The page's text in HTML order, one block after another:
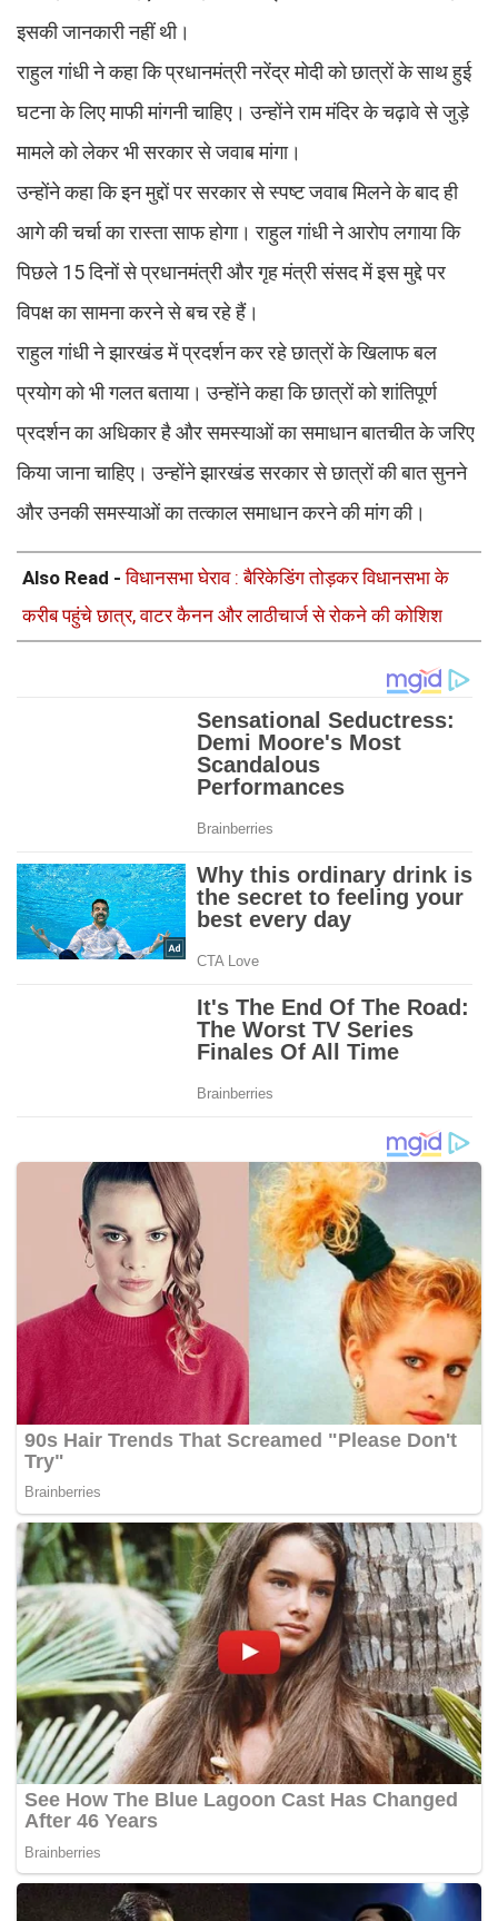
इसकी जानकारी नहीं थी।
राहुल गांधी ने कहा कि प्रधानमंत्री नरेंद्र मोदी को छात्रों के साथ हुई
घटना के लिए माफी मांगनी चाहिए। उन्होंने राम मंदिर के चढ़ावे से जुड़े
मामले को लेकर भी सरकार से जवाब मांगा।
उन्होंने कहा कि इन मुद्दों पर सरकार से स्पष्ट जवाब मिलने के बाद ही
आगे की चर्चा का रास्ता साफ होगा। राहुल गांधी ने आरोप लगाया कि
पिछले 15 दिनों से प्रधानमंत्री और गृह मंत्री संसद में इस मुद्दे पर
विपक्ष का सामना करने से बच रहे हैं।
राहुल गांधी ने झारखंड में प्रदर्शन कर रहे छात्रों के खिलाफ बल
प्रयोग को भी गलत बताया। उन्होंने कहा कि छात्रों को शांतिपूर्ण
प्रदर्शन का अधिकार है और समस्याओं का समाधान बातचीत के जरिए
किया जाना चाहिए। उन्होंने झारखंड सरकार से छात्रों की बात सुनने
और उनकी समस्याओं का तत्काल समाधान करने की मांग की।
Also Read -विधानसभा घेराव : बैरिकेडिंग तोड़कर विधानसभा के
करीब पहुंचे छात्र, वाटर कैनन और लाठीचार्ज से रोकने की कोशिश